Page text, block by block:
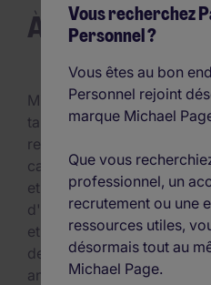
Vous recherchez
Personnel ?
Vous êtes au bon
Personnel rejoint
marque Michael
Que vous
professionnel, un
recrutement ou une
ressources utiles,
désormais tout au
Michael Page.
À propos
Michael Page
tailles, des PME aux
recruter les profils qu'il
cadres expérimentés.
et des consultants
d'activités, nous
et mettons en relation des
de professionnels en
année. Nous publions